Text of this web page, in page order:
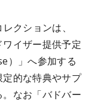
クションは、
イザー提供予定
）」へ参加する
的な特典やサプ
なお「バドバー